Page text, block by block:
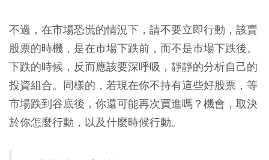
不過，在市場恐慌的情況下，請不要立即行動，該賣
股票的時機，是在市場下跌前，而不是市場下跌後。
下跌的時候，反而應該要深呼吸，靜靜的分析自己的
投資組合。同樣的，若現在你不持有這些好股票，等
市場跌到谷底後，你還可能再次買進嗎？機會，取決
於你怎麼行動，以及什麼時候行動。